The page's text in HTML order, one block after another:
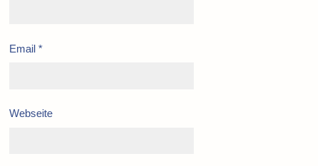
Email *
Webseite